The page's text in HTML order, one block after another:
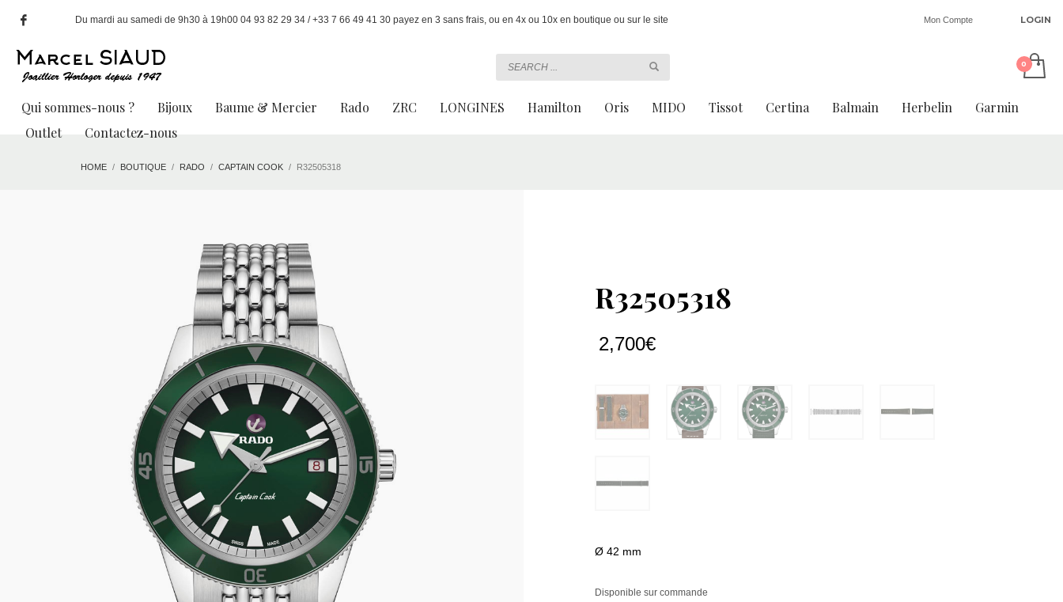
Du mardi au samedi de 9h30 à 19h00 04 93 82 29 34 / +33 7 66 49 41 30 payez en 3 sans frais, ou en 4x ou 10x en boutique ou sur le site Mon Compte LOGIN
Qui sommes-nous ? Bijoux Baume & Mercier Rado ZRC LONGINES Hamilton Oris MIDO Tissot Certina Balmain Herbelin
Garmin
Outlet
Contactez-nous
HOME BOUTIQUE RADO CAPTAIN COOK R32505318
R32505318
2,700€
Ø 42 mm
Disponible sur commande